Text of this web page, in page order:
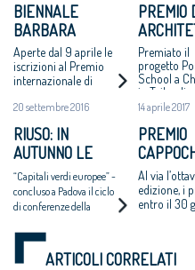
BIENNALE
BARBARA
CAPPOCHIN:
TORNA A PADOVA
L’EDIZIONE 2017
Aperte dal 9 aprile le
iscrizioni al Premio
internazionale di
aprile il lancio
all’Istituto Italiano di
Cultura di Tokyo
20 settembre 2016
RIUSO: IN
AUTUNNO LE
PROPOSTE AL
GOVERNO
“Capitali verdi europee” -
concluso a Padova il ciclo
di conferenze della
di Architettura “Barbara
Cappochin”
PREMIO
BARBARA
VINCITORI
Premiato il
progetto
School a
in Tailandia,
Varudh
Varavarn
14 aprile 2017
PREMIO
PER
Al via
edizione, i
entro il 30
ARTICOLI CORRELATI